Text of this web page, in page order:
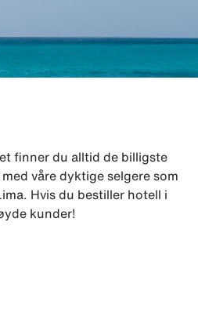
finner du alltid de billigste
våre dyktige selgere som
Hvis du bestiller hotell i
kunder!